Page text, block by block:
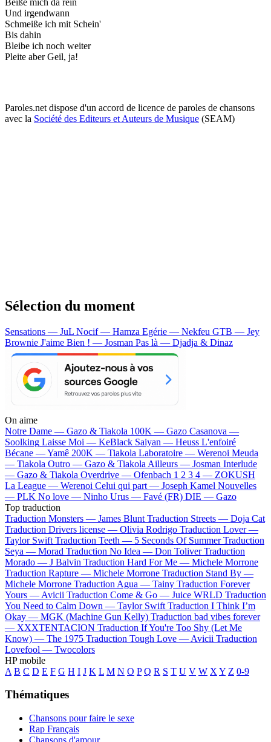
Und irgendwann
Schmeiße ich mit Schein'
Bis dahin
Bleibe ich noch weiter
Pleite aber Geil, ja!
Paroles.net dispose d'un accord de licence de paroles de chansons
avec la Société des Editeurs et Auteurs de Musique (SEAM)
Sélection du moment
Sensations — JuL Nocif — Hamza Egérie — Nekfeu GTB — Jey
Brownie J'aime Bien ! — Josman Pas là — Djadja & Dinaz
On aime
Notre Dame — Gazo & Tiakola 100K — Gazo Casanova —
Soolking Laisse Moi — KeBlack Saiyan — Heuss L'enfoiré
Bécane —Yamê 200K — Tiakola Laboratoire — Werenoi Meuda
— Tiakola Outro — Gazo & Tiakola Ailleurs — Josman Interlude
— Gazo & Tiakola Overdrive — Ofenbach 1 2 3 4 — ZOKUSH
La League — Werenoi Celui qui part — Joseph Kamel Nouvelles
— PLK No love — Ninho Urus — Favé (FR) DIE — Gazo
Top traduction
Traduction Monsters — James Blunt Traduction Streets — Doja Cat
Traduction Drivers license — Olivia Rodrigo Traduction Lover —
Taylor Swift Traduction Teeth — 5 Seconds Of Summer Traduction
Seya — Morad Traduction No Idea — Don Toliver Traduction
Morado — J Balvin Traduction Hard For Me — Michele Morrone
Traduction Rapture — Michele Morrone Traduction Stand By —
Michele Morrone Traduction Agua — Tainy Traduction Forever
Yours — Avicii Traduction Come & Go — Juice WRLD Traduction
You Need to Calm Down — Taylor Swift Traduction I Think I’m
Okay — MGK (Machine Gun Kelly) Traduction bad vibes forever
— XXXTENTACION Traduction If You're Too Shy (Let Me
Know) — The 1975 Traduction Tough Love — Avicii Traduction
Lovefool — Twocolors
HP mobile
A B C D E F G H I J K L M N O P Q R S T U V W X Y Z 0-9
Thématiques
Chansons pour faire le sexe
Rap Français
Chansons d'amour